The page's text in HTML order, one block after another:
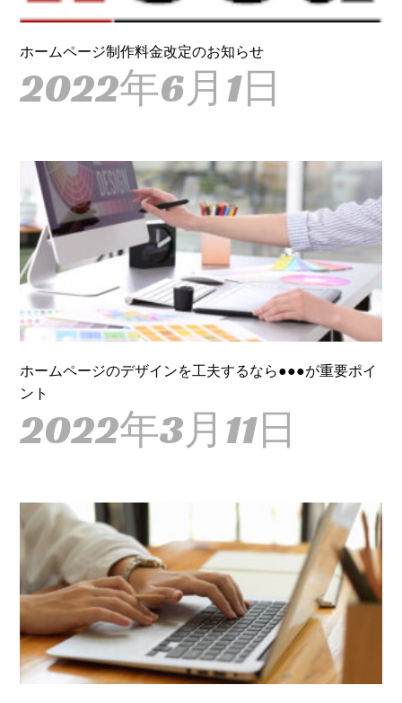
ホームページ制作料金改定のお知らせ
2022年6月1日
ホームページのデザインを工夫するなら●●●が重要ポイ
ント
2022年3月11日